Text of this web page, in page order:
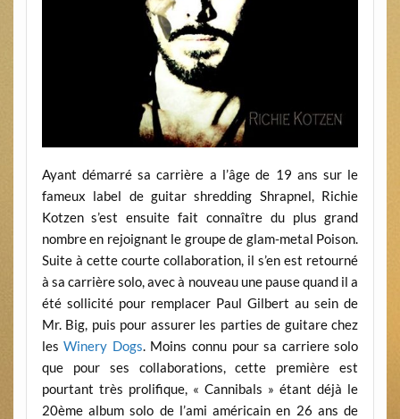
Ayant démarré sa carrière a l’âge de 19 ans sur le
fameux label de guitar shredding Shrapnel, Richie
Kotzen s’est ensuite fait connaître du plus grand
nombre en rejoignant le groupe de glam-metal Poison.
Suite à cette courte collaboration, il s’en est retourné
à sa carrière solo, avec à nouveau une pause quand il a
été sollicité pour remplacer Paul Gilbert au sein de
Mr. Big, puis pour assurer les parties de guitare chez
lesWinery Dogs. Moins connu pour sa carriere solo
que pour ses collaborations, cette première est
pourtant très prolifique, « Cannibals » étant déjà le
20ème album solo de l’ami américain en 26 ans de